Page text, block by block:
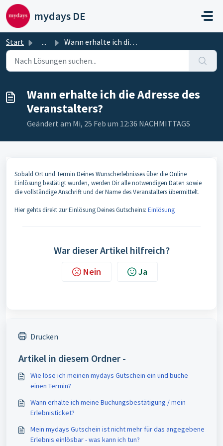
Zum hauptsächlichen Inhalt gehen
mydays DE
Start ... Wann erhalte ich die Adresse des Veranstalters?
Wann erhalte ich die Adresse des
Veranstalters?
Geändert am Mi, 25 Feb um 12:36 NACHMITTAGS
Sobald Ort und Termin Deines Wunscherlebnisses über die Online
Einlösung bestätigt wurden, werden Dir alle notwendigen Daten sowie
die vollständige Anschrift und der Name des Veranstalters übermittelt.
Hier gehts direkt zur Einlösung Deines Gutscheins: Einlösung
War dieser Artikel hilfreich?
Nein Ja
Drucken
Artikel in diesem Ordner -
Wie löse ich meinen mydays Gutschein ein und buche
einen Termin?
Wann erhalte ich meine Buchungsbestätigung / mein
Erlebnisticket?
Mein mydays Gutschein ist nicht mehr für das angegebene
Erlebnis einlösbar - was kann ich tun?